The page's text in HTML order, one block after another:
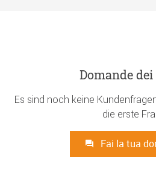
Domande
Es sind noch keine
die erste
Fai la tua